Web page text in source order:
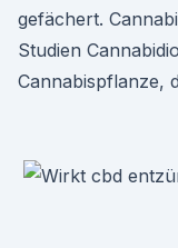
gefächert.
Studien
Cannabispflanze,